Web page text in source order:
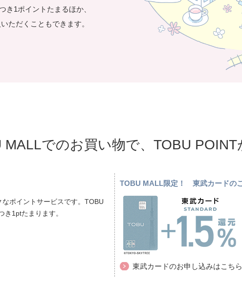
き1ポイントたまるほか、
ただくこともできます。
MALLでのお買い物で、TOBU POINT
ポイントサービスです。TOBU
き1ptたまります。
TOBU MALL限定！ 東武カードの
東武カードのお申し込みはこちら